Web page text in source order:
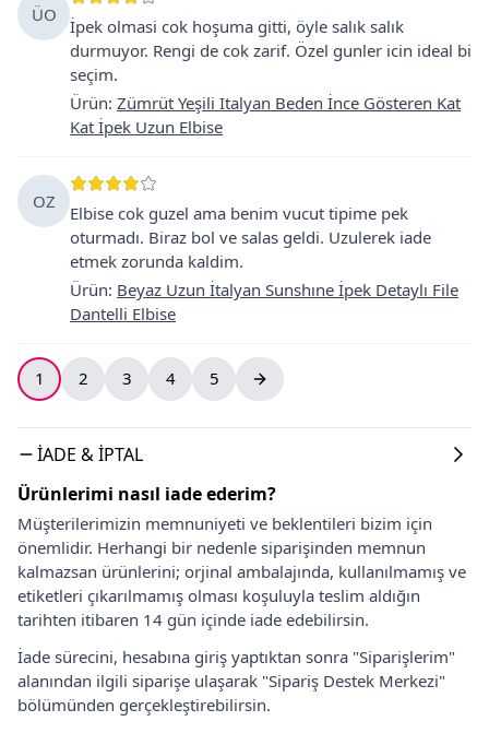
ÜO
İpek olmasi cok hoşuma gitti, öyle salık salık
durmuyor. Rengi de cok zarif. Özel gunler icin ideal bi
seçim.
Ürün: Zümrüt Yeşili Italyan Beden İnce Gösteren Kat
Kat İpek Uzun Elbise
OZ
Elbise cok guzel ama benim vucut tipime pek
oturmadı. Biraz bol ve salas geldi. Uzulerek iade
etmek zorunda kaldim.
Ürün: Beyaz Uzun İtalyan Sunshıne İpek Detaylı File
Dantelli Elbise
1 2 3 4 5
İADE & İPTAL
Ürünlerimi nasıl iade ederim?
Müşterilerimizin memnuniyeti ve beklentileri bizim için
önemlidir. Herhangi bir nedenle siparişinden memnun
kalmazsan ürünlerini; orjinal ambalajında, kullanılmamış ve
etiketleri çıkarılmamış olması koşuluyla teslim aldığın
tarihten itibaren 14 gün içinde iade edebilirsin.
İade sürecini, hesabına giriş yaptıktan sonra "Siparişlerim"
alanından ilgili siparişe ulaşarak "Sipariş Destek Merkezi"
bölümünden gerçekleştirebilirsin.